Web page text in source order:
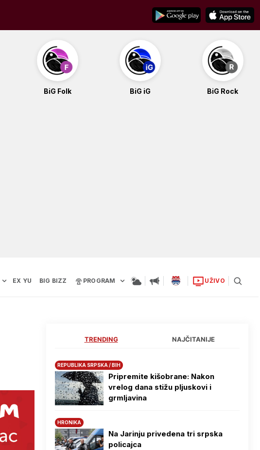
BiG Folk BiG iG BiG Rock
EX YU BIG BIZZ PROGRAM UŽIVO
TRENDING NAJČITANIJE
REPUBLIKA SRPSKA / BIH
Pripremite kišobrane: Nakon
vrelog dana stižu pljuskovi i
grmljavina
HRONIKA
Na Јarinju privedena tri srpska
policajca